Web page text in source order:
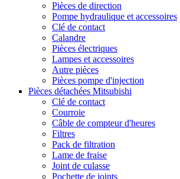
Pièces de direction
Pompe hydraulique et accessoires
Clé de contact
Calandre
Pièces électriques
Lampes et accessoires
Autre pièces
Pièces pompe d'injection
Pièces détachées Mitsubishi
Clé de contact
Courroie
Câble de compteur d'heures
Filtres
Pack de filtration
Lame de fraise
Joint de culasse
Pochette de joints